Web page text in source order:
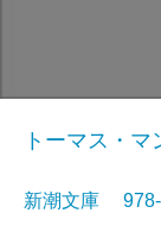
トーマス・
新潮文庫